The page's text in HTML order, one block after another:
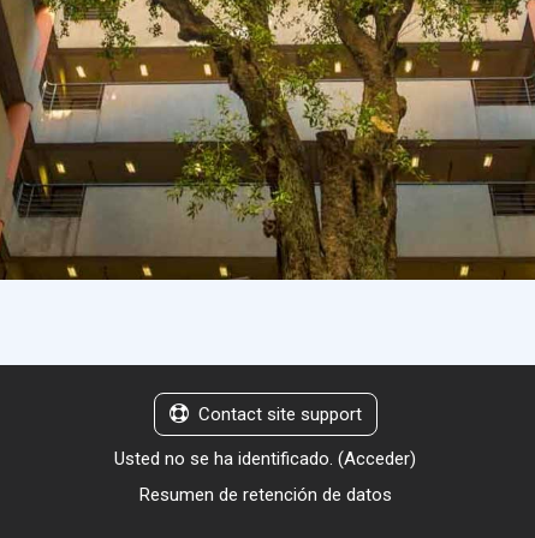
Contact site support
Usted no se ha identificado. (Acceder)
Resumen de retención de datos